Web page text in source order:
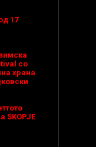
17
со
храна
SKOPJE